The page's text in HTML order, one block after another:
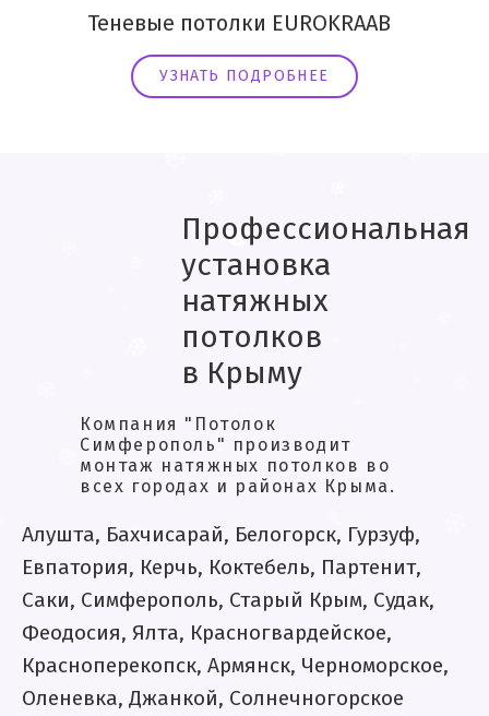
Теневые потолки EUROKRAAB
УЗНАТЬ ПОДРОБНЕЕ
❄ .
❆
❅
❆
.
❆
*
❆
❆
❅
❄
❄
❄
❄
❄
❆
.
Профессиональная
установка
натяжных
потолков
в Крыму
Компания "Потолок
Симферополь" производит
монтаж натяжных потолков во
всех городах и районах Крыма.
Алушта, Бахчисарай, Белогорск, Гурзуф,
Евпатория, Керчь, Коктебель, Партенит,
Саки, Симферополь, Старый Крым, Судак,
Феодосия, Ялта, Красногвардейское,
Красноперекопск, Армянск, Черноморское,
Оленевка, Джанкой, Солнечногорское